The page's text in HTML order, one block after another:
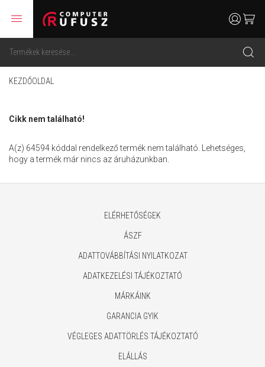
menu
search
usercart
KEZDŐOLDAL
Cikk nem található!
A(z) 64594 kóddal rendelkező termék nem található. Lehetséges,
hogy a termék már nincs az áruházunkban.
ELÉRHETŐSÉGEK
ÁSZF
ADATTOVÁBBÍTÁSI NYILATKOZAT
ADATKEZELÉSI TÁJÉKOZTATÓ
MÁRKÁINK
GARANCIA GYIK
VÉGLEGES ADATTÖRLÉS TÁJÉKOZTATÓ
ELÁLLÁS